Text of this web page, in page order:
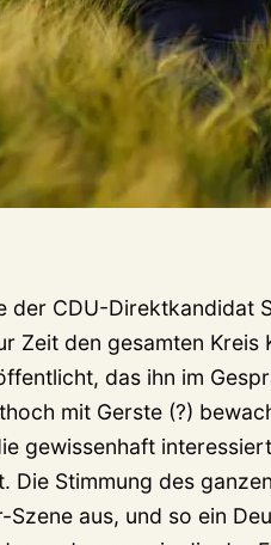
der CDU-Direktkandidat
Zeit den gesamten Kreis
das ihn im
mit Gerste (?)
gewissenhaft
Die Stimmung des
aus, und so ein